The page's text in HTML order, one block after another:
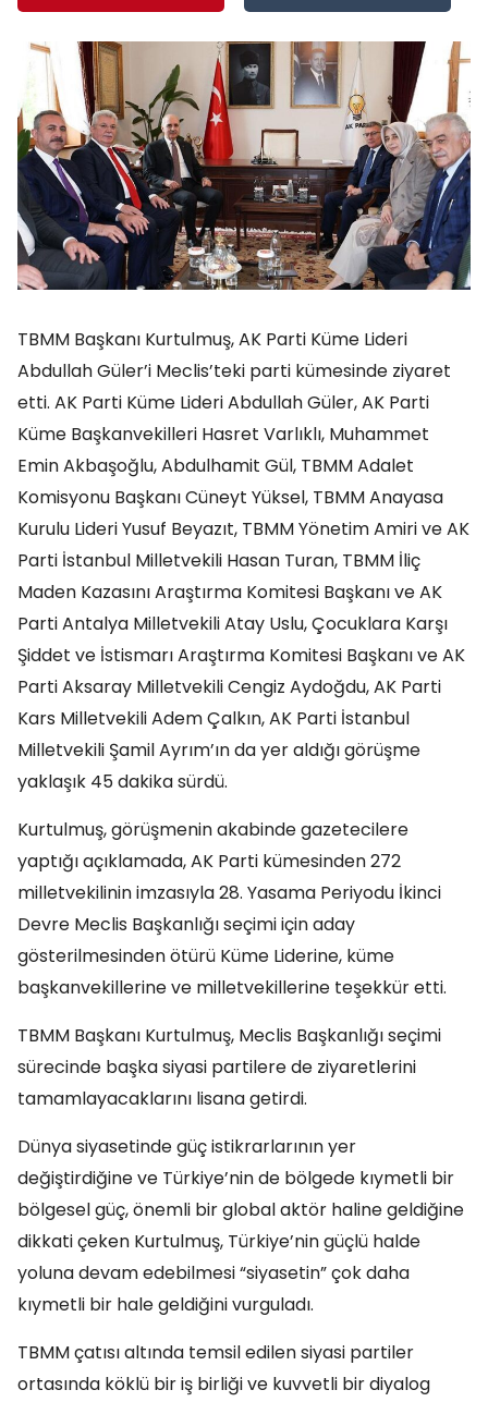
TBMM Başkanı Kurtulmuş, AK Parti Küme Lideri
Abdullah Güler’i Meclis’teki parti kümesinde ziyaret
etti. AK Parti Küme Lideri Abdullah Güler, AK Parti
Küme Başkanvekilleri Hasret Varlıklı, Muhammet
Emin Akbaşoğlu, Abdulhamit Gül, TBMM Adalet
Komisyonu Başkanı Cüneyt Yüksel, TBMM Anayasa
Kurulu Lideri Yusuf Beyazıt, TBMM Yönetim Amiri ve AK
Parti İstanbul Milletvekili Hasan Turan, TBMM İliç
Maden Kazasını Araştırma Komitesi Başkanı ve AK
Parti Antalya Milletvekili Atay Uslu, Çocuklara Karşı
Şiddet ve İstismarı Araştırma Komitesi Başkanı ve AK
Parti Aksaray Milletvekili Cengiz Aydoğdu, AK Parti
Kars Milletvekili Adem Çalkın, AK Parti İstanbul
Milletvekili Şamil Ayrım’ın da yer aldığı görüşme
yaklaşık 45 dakika sürdü.
Kurtulmuş, görüşmenin akabinde gazetecilere
yaptığı açıklamada, AK Parti kümesinden 272
milletvekilinin imzasıyla 28. Yasama Periyodu İkinci
Devre Meclis Başkanlığı seçimi için aday
gösterilmesinden ötürü Küme Liderine, küme
başkanvekillerine ve milletvekillerine teşekkür etti.
TBMM Başkanı Kurtulmuş, Meclis Başkanlığı seçimi
sürecinde başka siyasi partilere de ziyaretlerini
tamamlayacaklarını lisana getirdi.
Dünya siyasetinde güç istikrarlarının yer
değiştirdiğine ve Türkiye’nin de bölgede kıymetli bir
bölgesel güç, önemli bir global aktör haline geldiğine
dikkati çeken Kurtulmuş, Türkiye’nin güçlü halde
yoluna devam edebilmesi “siyasetin” çok daha
kıymetli bir hale geldiğini vurguladı.
TBMM çatısı altında temsil edilen siyasi partiler
ortasında köklü bir iş birliği ve kuvvetli bir diyalog